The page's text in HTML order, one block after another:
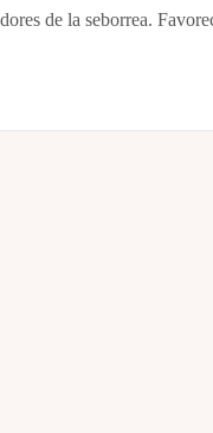
de la seborrea.